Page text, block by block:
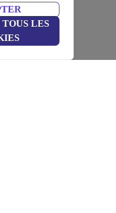
LES